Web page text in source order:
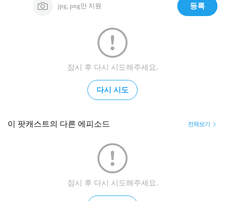
jpg, png만 지원 등록
잠시 후 다시 시도해주세요.
다시 시도
이 팟캐스트의 다른 에피소드 전체보기
잠시 후 다시 시도해주세요.